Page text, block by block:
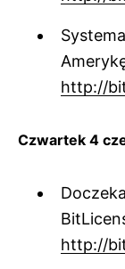
http://
Czwartek 4
http://